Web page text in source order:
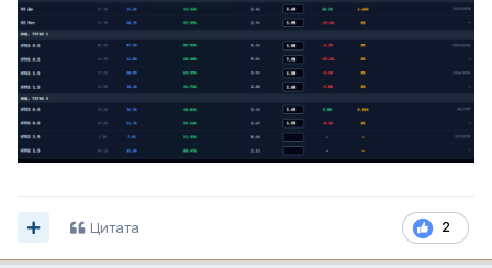
2
Цитата